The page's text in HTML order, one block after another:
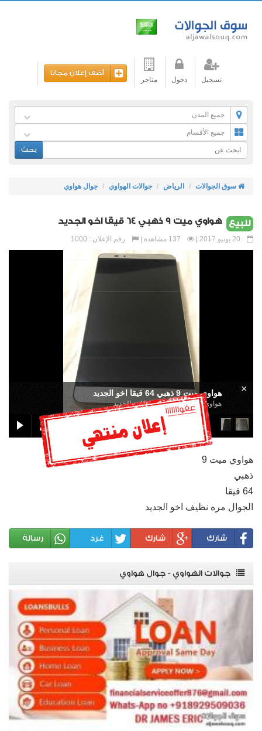
تسجيل دخول متاجر
أضف إعلان مجانا
جميع المدن
جميع الأقسام
بحث
سوق الجوالات الرياض جوالات الهواوي جوال هواوي
للبيع هواوي ميت 9 ذهبي 64 قيقا اخو الجديد
رقم الإعلان : 1000
هواوي ميت 9 ذهبي 64 قيقا اخو الجديد
هواوي ميت 9 ذهبي 64 قيقا اخو الجديد
×
هواوي ميت 9
ذهبي
64 قيقا
الجوال مره نظيف اخو الجديد
شارك شارك غرد رسالة
جوالات الهواوي - جوال هواوي